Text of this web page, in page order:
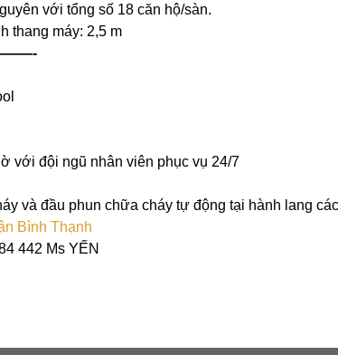
với tổng số 18 căn hộ/sàn.
thang máy: 2,5 m
với đội ngũ nhân viên phục vụ 24/7
và đầu phun chữa cháy tự động tại hành lang
Bình Thạnh
442 Ms YẾN